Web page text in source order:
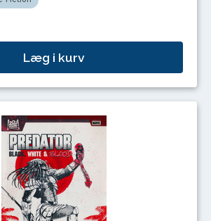
Læg i kurv